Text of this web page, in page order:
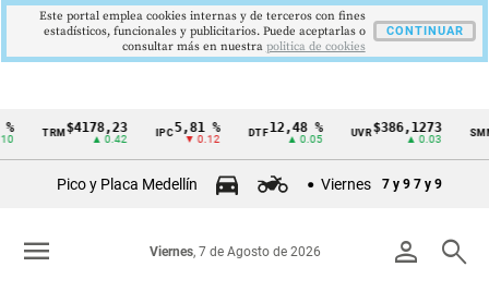
Cintillo
Colombia
TRM$4178,23
▲ 0.42
IPC5,81 %
▼ 0.12
DTF12,48 %
▲ 0.05
UVR$386,1273
▲ 0.03
Pico y Placa Medellín Viernes 7 y 9 7 y 9
person search
Viernes, 7 de Agosto de 2026
menu
Este portal emplea cookies internas y de terceros con fines
estadísticos, funcionales y publicitarios. Puede aceptarlas o
consultar más en nuestra politica de cookies
CONTINUAR